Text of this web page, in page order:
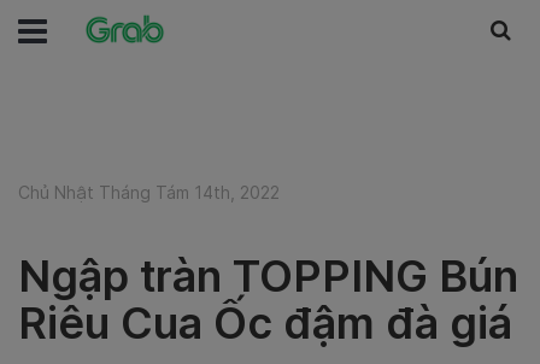
Chủ Nhật Tháng Tám 14th, 2022
Ngập tràn TOPPING Bún
Riêu Cua Ốc đậm đà giá